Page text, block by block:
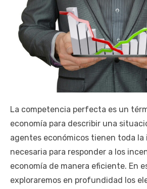
La competencia perfecta es un
economía para describir una
agentes económicos tienen toda
necesaria para responder a los
economía de manera eficiente. En
exploraremos en profundidad los